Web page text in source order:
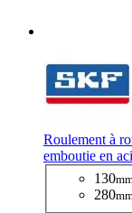
Roulement à
emboutie en
130
280